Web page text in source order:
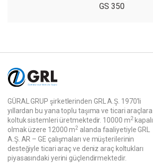
GS 350
GÜRAL GRUP şirketlerinden GRL A.Ş. 1970’li
yıllardan bu yana toplu taşıma ve ticari araçlara
koltuk sistemleri üretmektedir. 10000 m2kapalı
olmak üzere 12000 m2 alanda faaliyetiyle GRL
A.Ş. AR – GE çalışmaları ve müşterilerinin
desteğiyle ticari araç ve deniz araç koltukları
piyasasındaki yerini güçlendirmektedir.